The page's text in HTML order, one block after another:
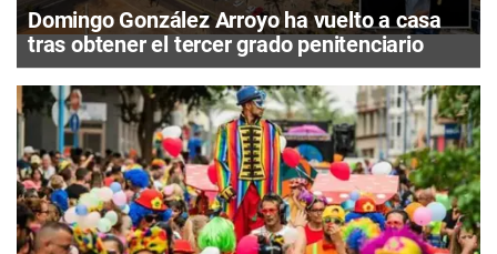
Domingo González Arroyo ha vuelto a casa
tras obtener el tercer grado penitenciario